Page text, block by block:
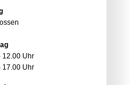
12.00 Uhr
17.00 Uhr